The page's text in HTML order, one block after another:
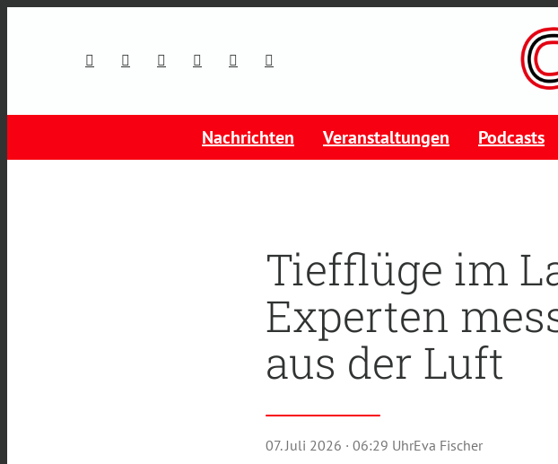
Nachrichten Veranstaltungen Podcasts
Tiefflüge im
Experten
aus der Luft
07. Juli 2026 · 06:29 UhrEva Fischer